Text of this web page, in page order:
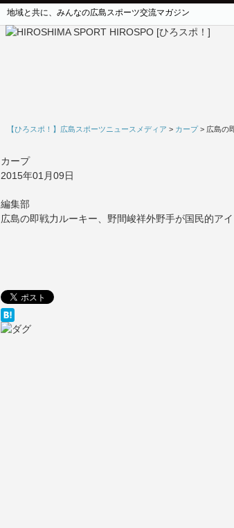
地域と共に、みんなの広島スポーツ交流マガジン
【ひろスポ！】広島スポーツニュースメディア > カープ> 広島の
カープ
2015年01月09日
編集部
広島の即戦力ルーキー、野間峻祥外野手が国民的ア